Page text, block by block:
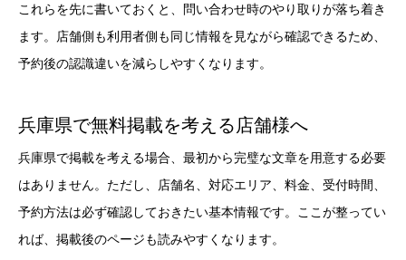
これらを先に書いておくと、問い合わせ時のやり取りが落ち着き
ます。店舗側も利用者側も同じ情報を見ながら確認できるため、
予約後の認識違いを減らしやすくなります。
兵庫県で無料掲載を考える店舗様へ
兵庫県で掲載を考える場合、最初から完璧な文章を用意する必要
はありません。ただし、店舗名、対応エリア、料金、受付時間、
予約方法は必ず確認しておきたい基本情報です。ここが整ってい
れば、掲載後のページも読みやすくなります。